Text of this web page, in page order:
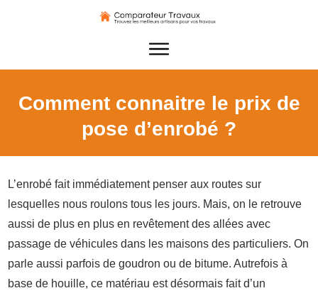
Comment connaitre le prix de
pose d’enrobé ?
L’enrobé fait immédiatement penser aux routes sur
lesquelles nous roulons tous les jours. Mais, on le retrouve
aussi de plus en plus en revêtement des allées avec
passage de véhicules dans les maisons des particuliers. On
parle aussi parfois de goudron ou de bitume. Autrefois à
base de houille, ce matériau est désormais fait d’un